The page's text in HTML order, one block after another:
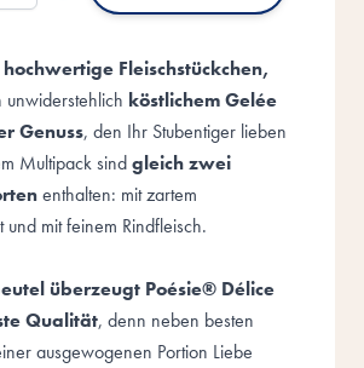
Fleischstückchen,
unwiderstehlich köstlichem Gelée
Genuss, den Ihr Stubentiger lieben
Multipack sindgleich zwei
enthalten: mit zartem
und mit feinem Rindfleisch.
überzeugt Poésie® Délice
Qualität, denn neben besten
ausgewogenen Portion Liebe